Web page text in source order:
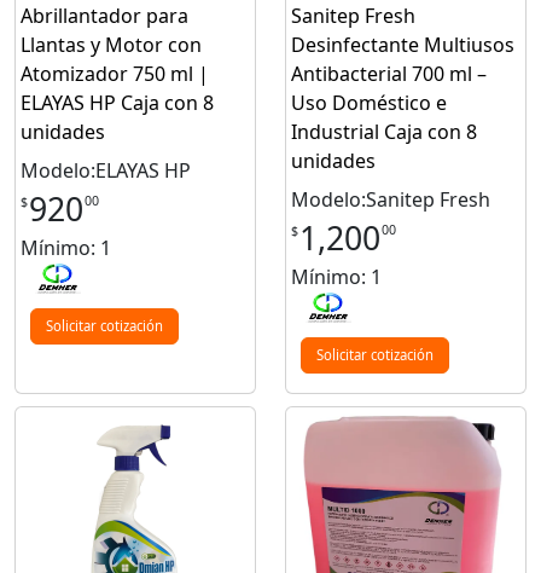
Abrillantador para
Llantas y Motor con
Atomizador 750 ml |
ELAYAS HP Caja con 8
unidades
Modelo:ELAYAS HP
$92000
Mínimo: 1
Solicitar cotización
Sanitep Fresh
Desinfectante Multiusos
Antibacterial 700 ml –
Uso Doméstico e
Industrial Caja con 8
unidades
Modelo:Sanitep Fresh
$ 1,20000
Mínimo: 1
Solicitar cotización